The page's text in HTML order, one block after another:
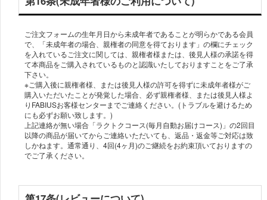
ご注文フォームの生年月日から未成年者であることが明らかである会員
で、「未成年者の場合、親権者の同意を得ております」の欄にチェック
を入れているご注文に関しては、親権者様または、後見人様の承諾を得
て本商品をご購入されているものと認識いたしておりますことをご了承
下さい。
※ご購入後に親権者様、または後見人様の許可を得ずに未成年者様がご
購入いただいたことが発覚した場合、必ず親権者様、または後見人様よ
りFABIUSお客様センターまでご連絡ください。(トラブルを避けるため
にも必ずお願い致します。)
上記連絡が無い場合「ラクトクコース(毎月自動お届けコース)」の2回目
以降の商品が届いてからご連絡いただいても、返品・返金等ご対応は致
しかねます。通常通り、4回(4ヶ月)のご継続をお約束頂いておりますの
でご了承ください。